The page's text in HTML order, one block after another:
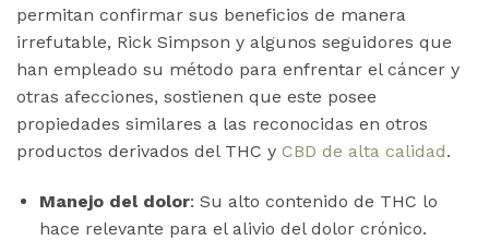
permitan confirmar sus beneficios de manera
irrefutable, Rick Simpson y algunos seguidores que
han empleado su método para enfrentar el cáncer y
otras afecciones, sostienen que este posee
propiedades similares a las reconocidas en otros
productos derivados del THC y CBD de alta calidad.
Manejo del dolor: Su alto contenido de THC lo
hace relevante para el alivio del dolor crónico.